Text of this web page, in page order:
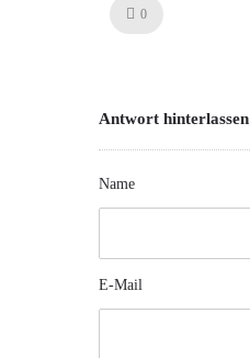
0
Antwort hinterlassen
Name
E-Mail